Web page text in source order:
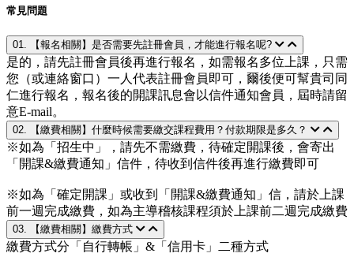
常見問題
01. 【報名相關】是否需要先註冊會員，才能進行報名呢?
是的，請先註冊會員後再進行報名，如需報名多位上課，只需
您（或連絡窗口）一人代表註冊會員即可，爾後便可幫貴司同
仁進行報名，報名後的開課訊息會以信件通知會員，屆時請留
意E-mail。
02. 【繳費相關】什麼時候需要繳交課程費用？付款期限是多久？
※如為「招生中」，請先不需繳費，待確定開課後，會寄出
「開課&繳費通知」信件，待收到信件後再進行繳費即可
※如為「確定開課」或收到「開課&繳費通知」信，請於上課
前一週完成繳費，如為主導稽核課程須於上課前二週完成繳費
03. 【繳費相關】繳費方式
繳費方式分「自行轉帳」&「信用卡」二種方式